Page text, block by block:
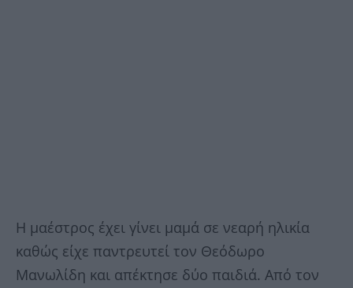
Η μαέστρος έχει γίνει μαμά σε νεαρή ηλικία
καθώς είχε παντρευτεί τον Θεόδωρο
Μανωλίδη και απέκτησε δύο παιδιά. Από τον